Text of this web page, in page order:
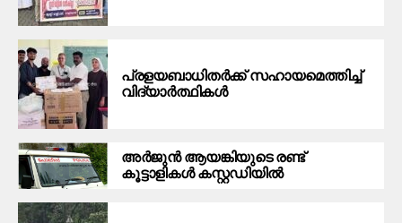
പ്രളയബാധിതർക്ക് സഹായമെത്തിച്ച്
വിദ്യാർത്ഥികൾ
അർജുൻ ആയങ്കിയുടെ രണ്ട്
കൂട്ടാളികൾ കസ്റ്റഡിയിൽ